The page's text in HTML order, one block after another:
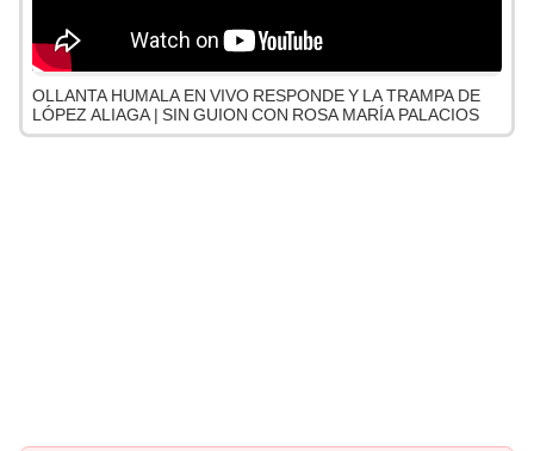
OLLANTA HUMALA EN VIVO RESPONDE Y LA TRAMPA DE
LÓPEZ ALIAGA | SIN GUION CON ROSA MARÍA PALACIOS